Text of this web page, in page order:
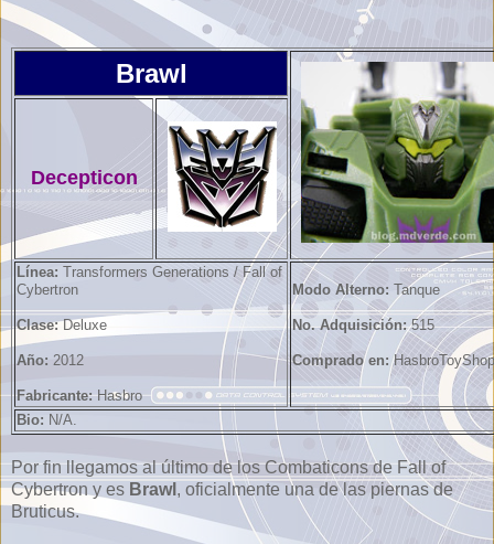
Brawl
Decepticon
Línea: Transformers Generations / Fall of
Cybertron
Clase:Deluxe
Año: 2012
Fabricante:Hasbro
Modo Alterno: Tanque
No. Adquisición:515
Comprado en:HasbroToyShop
Bio: N/A.
Por fin llegamos al último de los Combaticons de Fall of
Cybertron y es Brawl , oficialmente una de las piernas de
Bruticus.